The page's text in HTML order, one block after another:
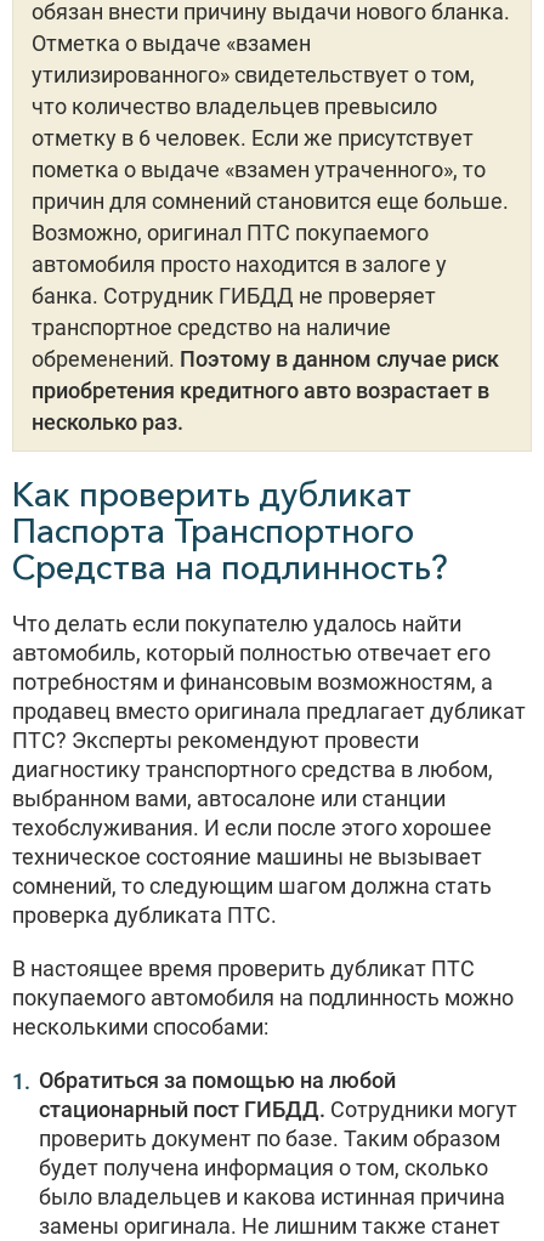
обязан внести причину выдачи нового бланка.
Отметка о выдаче «взамен
утилизированного» свидетельствует о том,
что количество владельцев превысило
отметку в 6 человек. Если же присутствует
пометка о выдаче «взамен утраченного», то
причин для сомнений становится еще больше.
Возможно, оригинал ПТС покупаемого
автомобиля просто находится в залоге у
банка. Сотрудник ГИБДД не проверяет
транспортное средство на наличие
обременений. Поэтому в данном случае риск
приобретения кредитного авто возрастает в
несколько раз.
Как проверить дубликат
Паспорта Транспортного
Средства на подлинность?
Что делать если покупателю удалось найти
автомобиль, который полностью отвечает его
потребностям и финансовым возможностям, а
продавец вместо оригинала предлагает дубликат
ПТС? Эксперты рекомендуют провести
диагностику транспортного средства в любом,
выбранном вами, автосалоне или станции
техобслуживания. И если после этого хорошее
техническое состояние машины не вызывает
сомнений, то следующим шагом должна стать
проверка дубликата ПТС.
В настоящее время проверить дубликат ПТС
покупаемого автомобиля на подлинность можно
несколькими способами:
Обратиться за помощью на любой
стационарный пост ГИБДД. Сотрудники могут
проверить документ по базе. Таким образом
будет получена информация о том, сколько
было владельцев и какова истинная причина
замены оригинала. Не лишним также станет